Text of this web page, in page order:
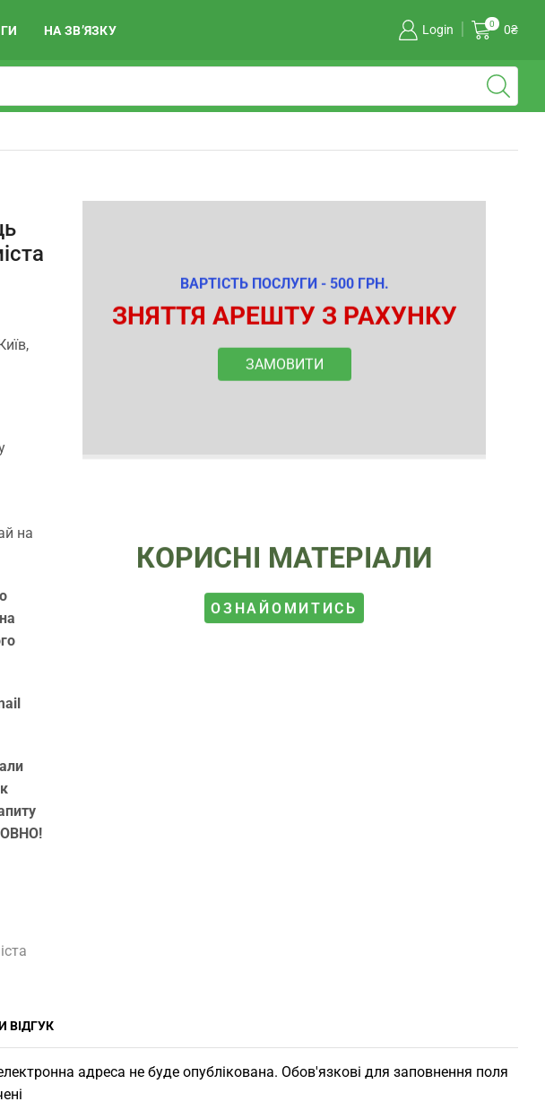
НА ЗВ’ЯЗКУ Login 0 0₴
на
ВАРТІСТЬ ПОСЛУГИ - 500 ГРН.
ЗНЯТТЯ АРЕШТУ З РАХУНКУ
ЗАМОВИТИ
КОРИСНІ МАТЕРІАЛИ
ОЗНАЙОМИТИСЬ
ВІДГУК
адреса не буде опублікована. Обов'язкові для заповнення поля